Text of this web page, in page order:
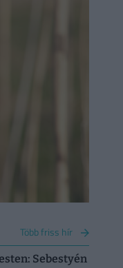
Több friss hír
Sebestyén